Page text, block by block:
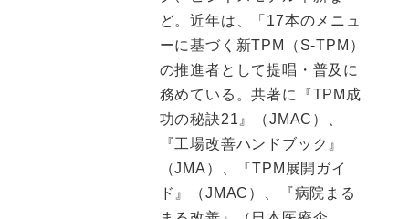
ど。近年は、「17本のメニュ
ーに基づく新TPM（S-TPM）
の推進者として提唱・普及に
務めている。共著に『TPM成
功の秘訣21』（JMAC）、
『工場改善ハンドブック』
（JMA）、『TPM展開ガイ
ド』（JMAC）、『病院まる